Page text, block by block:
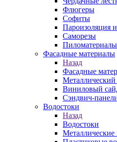
Флюгеры
Софиты
Пароизоляция
Саморезы
Пиломатериалы
Фасадные материалы
Назад
Фасадные
Металлический
Виниловый
Сэндвич-
Водостоки
Назад
Водостоки
Металлические